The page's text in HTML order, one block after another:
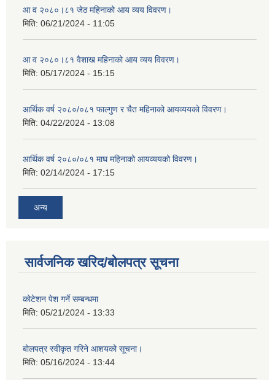
आ व २०८०।८१ जेठ महिनाको आय व्यय विवरण।
मिति: 06/21/2024 - 11:05
आ व २०८०।८१ वैशाख महिनाको आय व्यय विवरण।
मिति: 05/17/2024 - 15:15
आर्थिक वर्ष २०८०/०८१ फाल्गुण र चैत महिनाको आयव्ययको विवरण।
मिति: 04/22/2024 - 13:08
आर्थिक वर्ष २०८०/०८१ माघ महिनाको आयव्ययको विवरण।
मिति: 02/14/2024 - 17:15
अन्य
सार्वजनिक खरिद/बोलपत्र सूचना
कोटेशन पेश गर्ने सम्बन्धमा
मिति: 05/21/2024 - 13:33
बोलपत्र स्वीकृत गरिने आशयको सूचना।
मिति: 05/16/2024 - 13:44